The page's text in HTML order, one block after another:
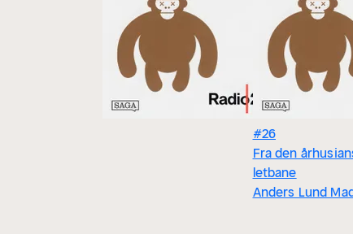
#26
Fra den
letbane
Anders Lund